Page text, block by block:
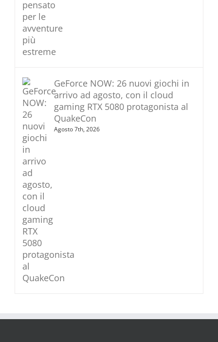
GeForce NOW: 26 nuovi giochi in
arrivo ad agosto, con il cloud
gaming RTX 5080 protagonista al
QuakeCon
Agosto 7th, 2026